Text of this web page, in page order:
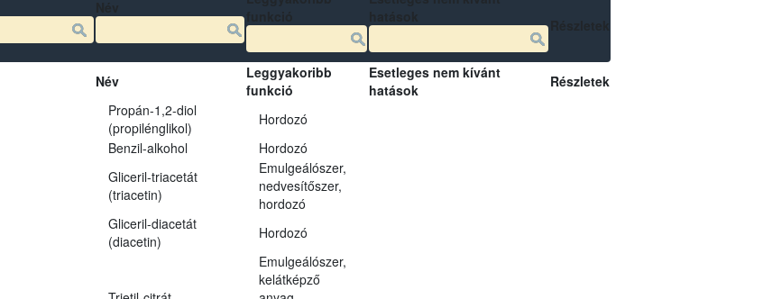
Név
Leggyakoribb
funkció
Esetleges nem kívánt
hatások
Részletek
Propán-1,2-diol
(propilénglikol)
Hordozó
Benzil-alkohol Hordozó
Gliceril-triacetát
(triacetin)
Emulgeálószer,
nedvesítőszer,
hordozó
Gliceril-diacetát
(diacetin)
Hordozó
Emulgeálószer,
kelátképző